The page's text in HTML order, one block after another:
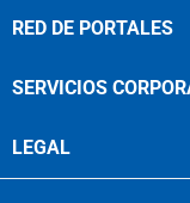
RED DE PORTALES
SERVICIOS
LEGAL